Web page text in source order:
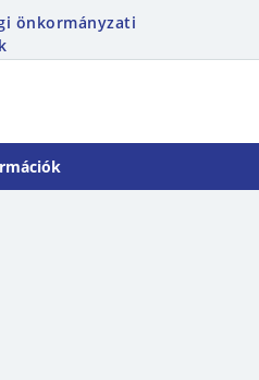
önkormányzati